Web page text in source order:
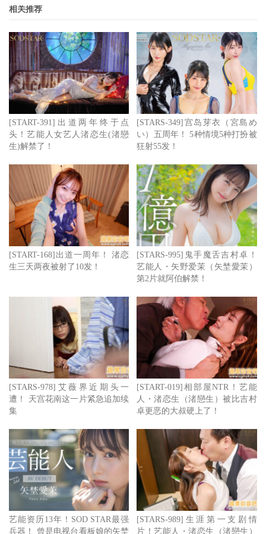
她没有年轻时候漂亮了但还是一定要看，因为她们可是青春
的回忆啊⋯
同理可证，日本影迷喜欢艺能人女艺人也很正常，当然啦，
艾薇界很难吸引非常大咖的艺能人下海演出，不过这也提供
了大家解谜的乐趣ー所以重点来了，渚恋生究竟是谁、过去
在演艺圈有什么可歌可泣的事迹？
相关推荐
[START-391]出道两年终于点
头！艺能人女艺人渚恋生(渚戀
生)解禁了！
[STARS-349]宫岛芽衣（宮島め
い）五周年！ 5种情境5种打扮被
狂射55发！
[START-168]出道一周年！ 渚恋
生三天两夜被射了10发！
[STARS-995]鬼手魔舌吉村卓！
艺能人・矢野爱茉（矢埜愛茉）
第2片就阿伯解禁！
[STARS-978]艾薇界近期头一
遭！ 天宫花南这一片紧急追加续
集
[START-019]相部屋NTR！艺能
人・渚恋生（渚戀生）被比吉村
卓更恶的大叔硬上了！
艺能资历13年！SOD STAR最强
兵器！ 曾是电视台看板娘的矢埜
[STARS-989]生涯第一支剧情
片！艺能人・渚恋生（渚戀生）